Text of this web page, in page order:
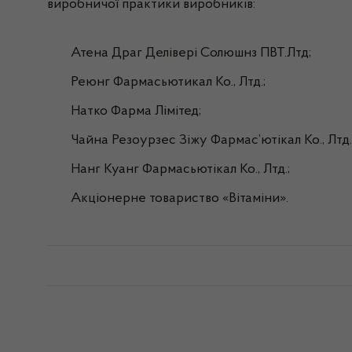
виробничої практики виробників:
Атена Драг Делівері Солюшнз ПВТ.Лтд;
Реюнг Фармасьютикал Ко., Лтд.;
Натко Фарма Лімітед;
Чайна Резоурзес Зіжу Фармас’ютікал Ко.,
Нанг Куанг Фармасьютікал Ко., Лтд.;
Акціонерне товариство «Вітаміни».